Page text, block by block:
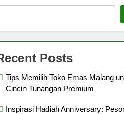
Posts
Tips Memilih Toko Emas Malang
Cincin Tunangan Premium
Inspirasi Hadiah Anniversary: